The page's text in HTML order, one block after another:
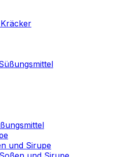
und Sirupe